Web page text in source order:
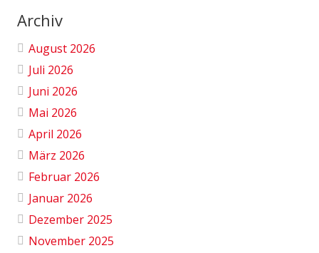
Archiv
August 2026
Juli 2026
Juni 2026
Mai 2026
April 2026
März 2026
Februar 2026
Januar 2026
Dezember 2025
November 2025